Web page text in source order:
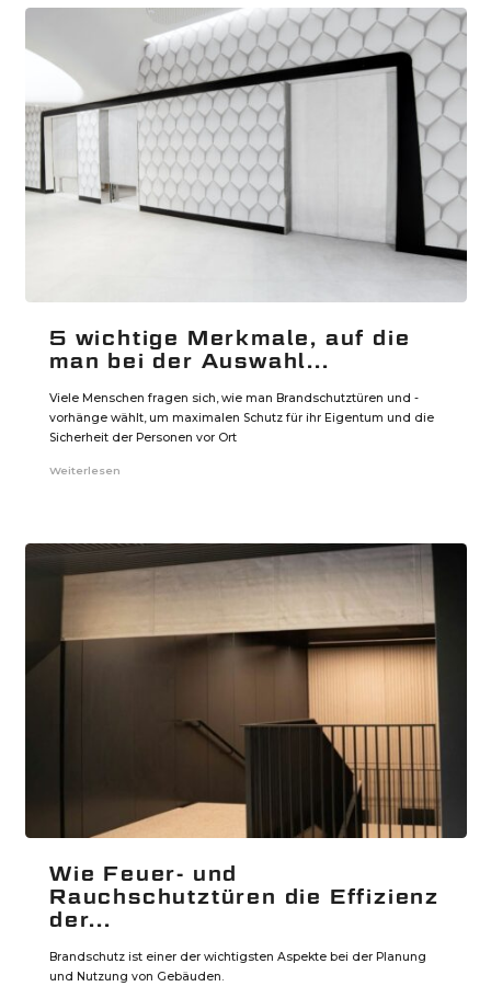
5 wichtige Merkmale, auf die
man bei der Auswahl...
Viele Menschen fragen sich, wie man Brandschutztüren und -
vorhänge wählt, um maximalen Schutz für ihr Eigentum und die
Sicherheit der Personen vor Ort
Weiterlesen
Wie Feuer- und
Rauchschutztüren die Effizienz
der...
Brandschutz ist einer der wichtigsten Aspekte bei der Planung
und Nutzung von Gebäuden.